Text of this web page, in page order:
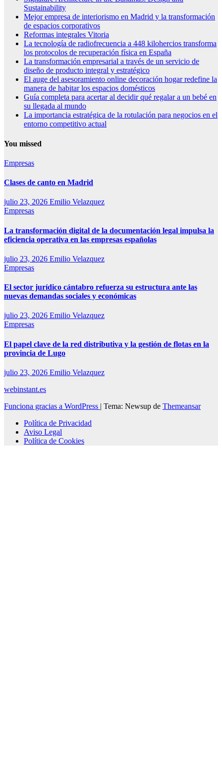
Sustainability
Mejor empresa de interiorismo en Madrid y la transformación
de espacios corporativos
Reformas integrales Vitoria
La tecnología de radiofrecuencia a 448 kilohercios transforma
los protocolos de recuperación física en España
La transformación empresarial a través de un servicio de
diseño de producto integral y estratégico
El auge del asesoramiento online decoración hogar redefine la
manera de habitar los espacios domésticos
Guía completa para acertar al decidir qué regalar a un bebé en
su llegada al mundo
La importancia estratégica de la rotulación para negocios en el
entorno competitivo actual
You missed
Empresas
Clases de canto en Madrid
julio 23, 2026 Emilio Velazquez
Empresas
La transformación digital de la documentación legal impulsa la
eficiencia operativa en las empresas españolas
julio 23, 2026 Emilio Velazquez
Empresas
El sector jurídico cántabro refuerza su estructura ante las
nuevas demandas sociales y económicas
julio 23, 2026 Emilio Velazquez
Empresas
El papel clave de la red distributiva y la gestión de flotas en la
provincia de Lugo
julio 23, 2026 Emilio Velazquez
webinstant.es
Funciona gracias a WordPress | Tema: Newsup de Themeansar
Política de Privacidad
Aviso Legal
Política de Cookies